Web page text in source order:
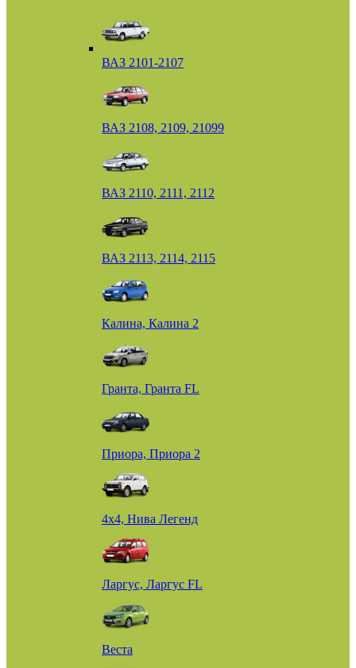
ВАЗ 2101-2107
ВАЗ 2108, 2109, 21099
ВАЗ 2110, 2111, 2112
ВАЗ 2113, 2114, 2115
Калина, Калина 2
Гранта, Гранта FL
Приора, Приора 2
4х4, Нива Легенд
Ларгус, Ларгус FL
Веста